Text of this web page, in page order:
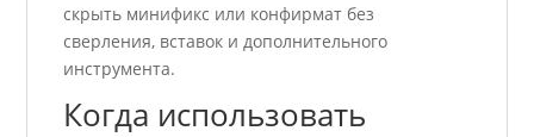
скрыть минификс или конфирмат без
сверления, вставок и дополнительного
инструмента.
Когда использовать